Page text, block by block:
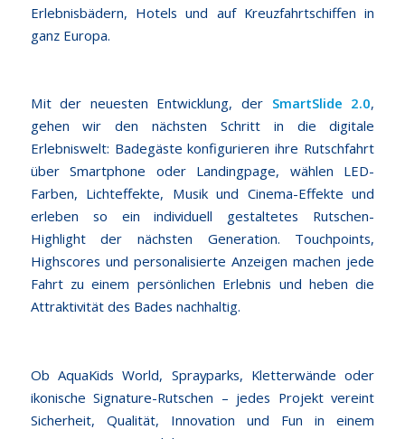
Erlebnisbädern, Hotels und auf Kreuzfahrtschiffen in
ganz Europa.
Mit der neuesten Entwicklung, der SmartSlide 2.0,
gehen wir den nächsten Schritt in die digitale
Erlebniswelt: Badegäste konfigurieren ihre Rutschfahrt
über Smartphone oder Landingpage, wählen LED-
Farben, Lichteffekte, Musik und Cinema-Effekte und
erleben so ein individuell gestaltetes Rutschen-
Highlight der nächsten Generation. Touchpoints,
Highscores und personalisierte Anzeigen machen jede
Fahrt zu einem persönlichen Erlebnis und heben die
Attraktivität des Bades nachhaltig.
Ob AquaKids World, Sprayparks, Kletterwände oder
ikonische Signature-Rutschen – jedes Projekt vereint
Sicherheit, Qualität, Innovation und Fun in einem